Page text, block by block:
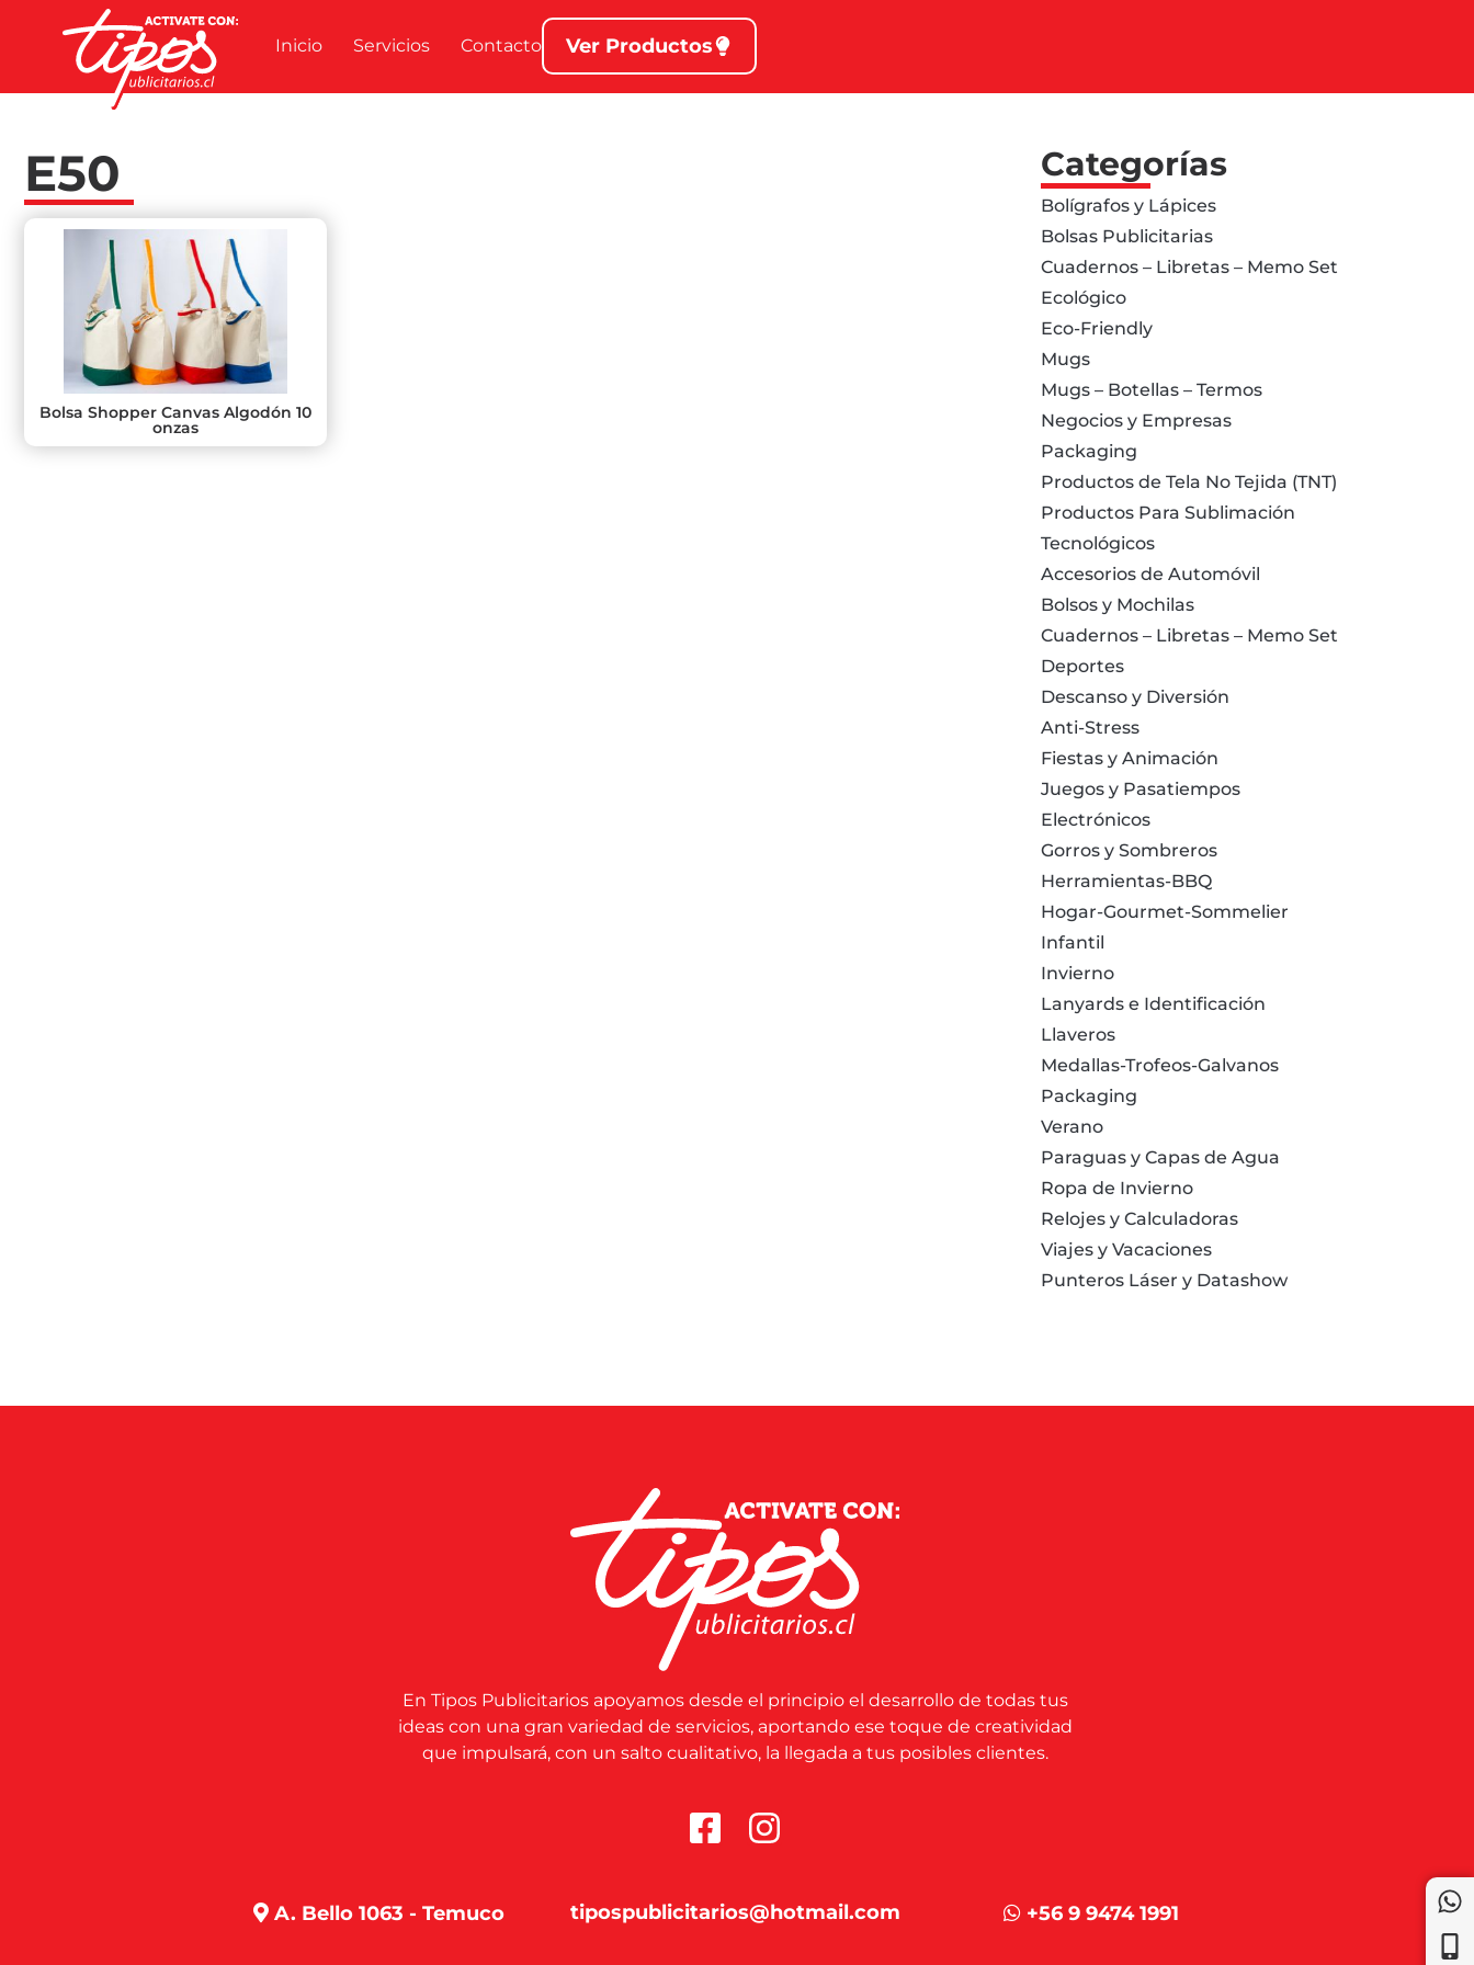
Inicio Servicios Contacto Ver Productos
E50
Bolsa Shopper Canvas Algodón 10
onzas
Categorías
Bolígrafos y Lápices
Bolsas Publicitarias
Cuadernos – Libretas – Memo Set
Ecológico
Eco-Friendly
Mugs
Mugs – Botellas – Termos
Negocios y Empresas
Packaging
Productos de Tela No Tejida (TNT)
Productos Para Sublimación
Tecnológicos
Accesorios de Automóvil
Bolsos y Mochilas
Cuadernos – Libretas – Memo Set
Deportes
Descanso y Diversión
Anti-Stress
Fiestas y Animación
Juegos y Pasatiempos
Electrónicos
Gorros y Sombreros
Herramientas-BBQ
Hogar-Gourmet-Sommelier
Infantil
Invierno
Lanyards e Identificación
Llaveros
Medallas-Trofeos-Galvanos
Packaging
Verano
Paraguas y Capas de Agua
Ropa de Invierno
Relojes y Calculadoras
Viajes y Vacaciones
Punteros Láser y Datashow
En Tipos Publicitarios apoyamos desde el principio el desarrollo de todas tus
ideas con una gran variedad de servicios, aportando ese toque de creatividad
que impulsará, con un salto cualitativo, la llegada a tus posibles clientes.
A. Bello 1063 - Temuco tipospublicitarios@hotmail.com +56 9 9474 1991